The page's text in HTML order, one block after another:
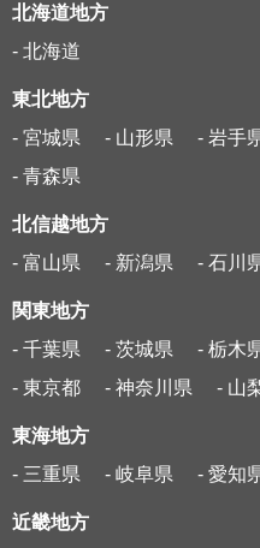
北海道地方
- 北海道
東北地方
- 宮城県
- 山形県 - 岩手
- 青森県
北信越地方
- 富山県
- 新潟県 - 石川
関東地方
- 千葉県
- 茨城県 - 栃木
- 東京都
- 神奈川県 - 山
東海地方
- 三重県
- 岐阜県 - 愛知
近畿地方